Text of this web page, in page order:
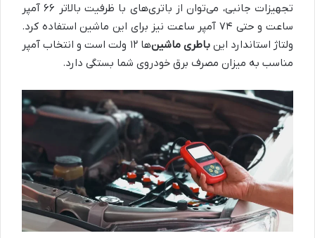
تجهیزات جانبی، می‌توان از باتری‌های با ظرفیت بالاتر ۶۶ آمپر
ساعت و حتی ۷۴ آمپر ساعت نیز برای این ماشین استفاده کرد.
ولتاژ استاندارد اینباطری ماشین
‌ها ۱۲ ولت است و انتخاب آمپر
مناسب به میزان مصرف برق خودروی شما بستگی دارد.